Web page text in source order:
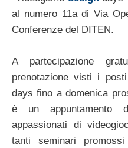
al numero 11a di Via
Conferenze del DITEN.
A partecipazione
prenotazione visti i
days fino a domenica
è un appuntamento
appassionati di
tanti seminari